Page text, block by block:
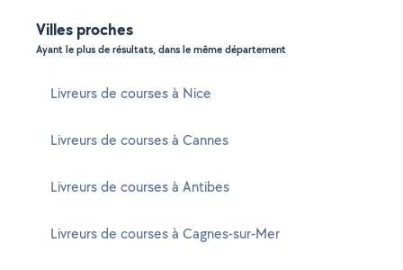
Villes proches
Ayant le plus de résultats, dans le même département
Livreurs de courses à Nice
Livreurs de courses à Cannes
Livreurs de courses à Antibes
Livreurs de courses à Cagnes-sur-Mer